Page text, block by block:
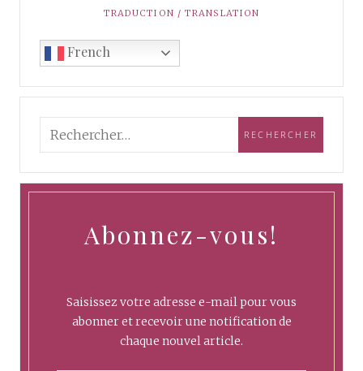
TRADUCTION / TRANSLATION
French
Abonnez-vous!
Saisissez votre adresse e-mail pour vous
abonner et recevoir une notification de
chaque nouvel article.